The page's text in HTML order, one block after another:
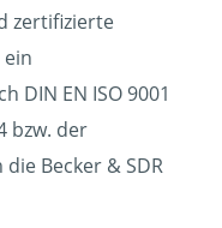
zertifizierte
DIN EN ISO 9001
bzw. der
Becker & SDR